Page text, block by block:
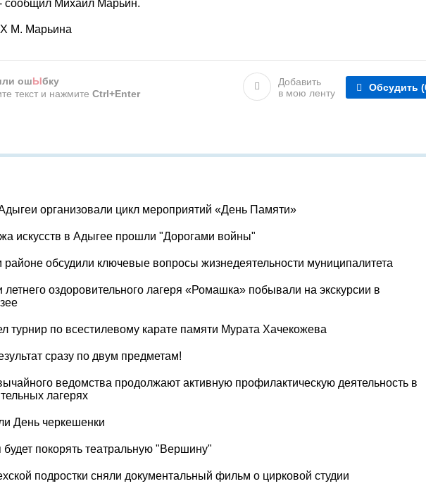
сообщил Михаил Марьин.
М. Марьина
ошЫбку
текст и нажмите Ctrl+Enter
Добавить
в мою ленту
Обсудить
организовали цикл мероприятий «День Памяти»
искусств в Адыгее прошли "Дорогами войны"
обсудили ключевые вопросы жизнедеятельности муниципалитета
оздоровительного лагеря «Ромашка» побывали на экскурсии в
турнир по всестилевому карате памяти Мурата Хачекожева
сразу по двум предметам!
ведомства продолжают активную профилактическую деятельность в
лагерях
День черкешенки
будет покорять театральную "Вершину"
подростки сняли документальный фильм о цирковой студии